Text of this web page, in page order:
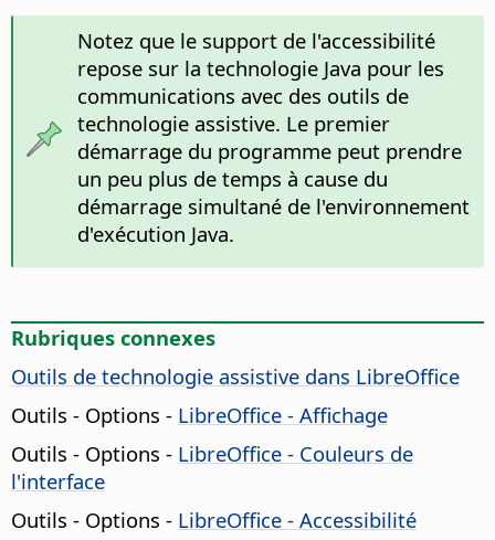
Notez que le support de l'accessibilité
repose sur la technologie Java pour les
communications avec des outils de
technologie assistive. Le premier
démarrage du programme peut prendre
un peu plus de temps à cause du
démarrage simultané de l'environnement
d'exécution Java.
Rubriques connexes
Outils de technologie assistive dans LibreOffice
Outils - Options - LibreOffice - Affichage
Outils - Options - LibreOffice - Couleurs de
l'interface
Outils - Options - LibreOffice - Accessibilité